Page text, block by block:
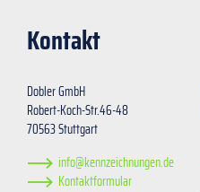
Kontakt
Dobler GmbH
Robert-Koch-Str.46-48
70563 Stuttgart
info@kennzeichnungen.de
Kontaktformular